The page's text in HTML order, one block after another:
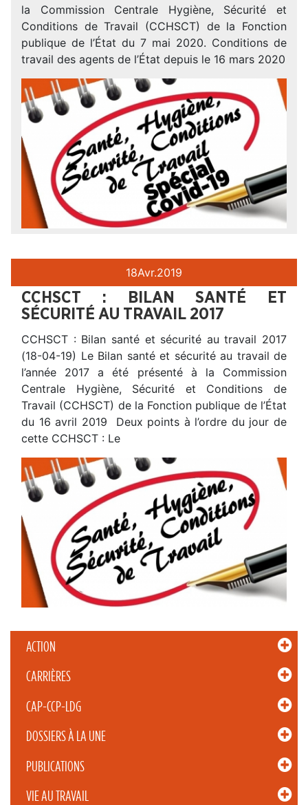
ACTION
CARRIÈRES
CAP-CCP-LDG
DOSSIERS À LA UNE
PUBLICATIONS
VIE AU TRAVAIL
la Commission Centrale Hygiène, Sécurité et
Conditions de Travail (CCHSCT) de la Fonction
publique de l’État du 7 mai 2020. Conditions de
travail des agents de l’État depuis le 16 mars 2020
18Avr.2019
CCHSCT : BILAN SANTÉ ET
SÉCURITÉ AU TRAVAIL 2017
CCHSCT : Bilan santé et sécurité au travail 2017
(18-04-19) Le Bilan santé et sécurité au travail de
l’année 2017 a été présenté à la Commission
Centrale Hygiène, Sécurité et Conditions de
Travail (CCHSCT) de la Fonction publique de l’État
du 16 avril 2019 Deux points à l’ordre du jour de
cette CCHSCT : Le